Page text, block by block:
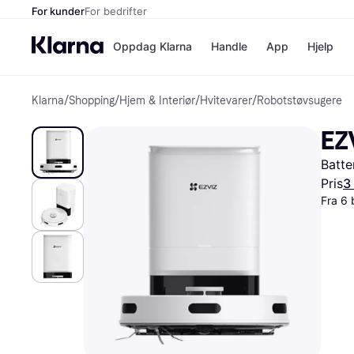
For kunderFor bedrifter
Oppdag Klarna
Betal nå
Betal i 3
Betal innen
Finansiering
Handle
Butikker
App Hjelp
Klarna/Shopping/Hjem & Interiør/Hvitevarer/Robotstøvsugere
Pris3
Fra 6